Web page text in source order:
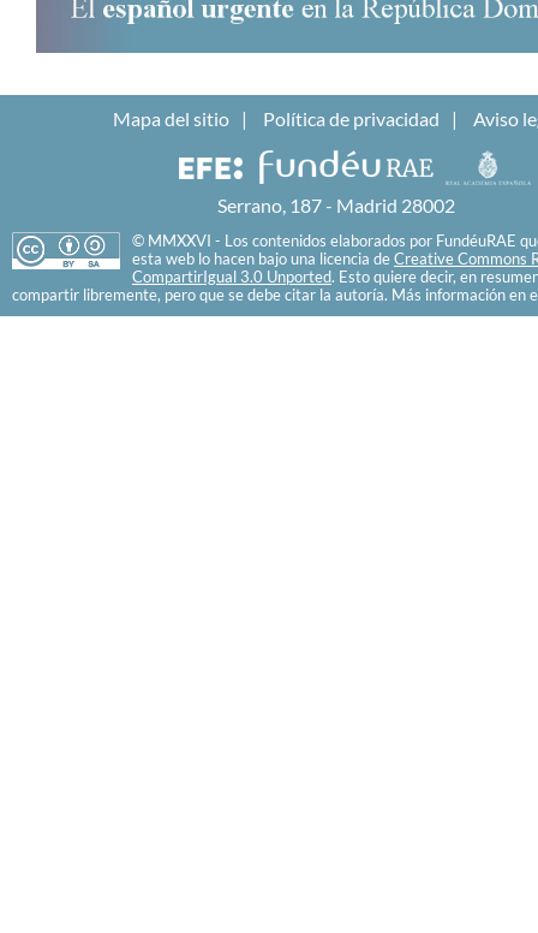
Mapa del sitio Política de privacidad Aviso
Serrano, 187 - Madrid 28002
© MMXXVI - Los contenidos elaborados por FundéuRAE
esta web lo hacen bajo una licencia de Creative Commons
CompartirIgual 3.0 Unported. Esto quiere decir, en
compartir libremente, pero que se debe citar la autoría. Más información en